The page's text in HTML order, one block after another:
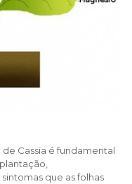
Cassia é fundamental
que as folhas